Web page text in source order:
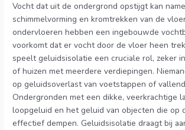
Vocht dat uit de ondergrond opstijgt kan
schimmelvorming en kromtrekken van de
ondervloeren hebben een ingebouwde
voorkomt dat er vocht door de vloer heen
speelt geluidsisolatie een cruciale rol, zeker
of huizen met meerdere verdiepingen.
op geluidsoverlast van voetstappen of
Ondergronden met een dikke, veerkrachtige
loopgeluid en het geluid van objecten die op
effectief dempen. Geluidsisolatie draagt bij